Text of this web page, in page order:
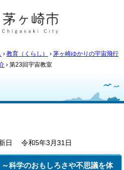
› 教育（くらし） › 茅ヶ崎ゆかりの宇宙飛行
› 第23回宇宙教室
日 令和5年3月31日
科学のおもしろさや不思議を体